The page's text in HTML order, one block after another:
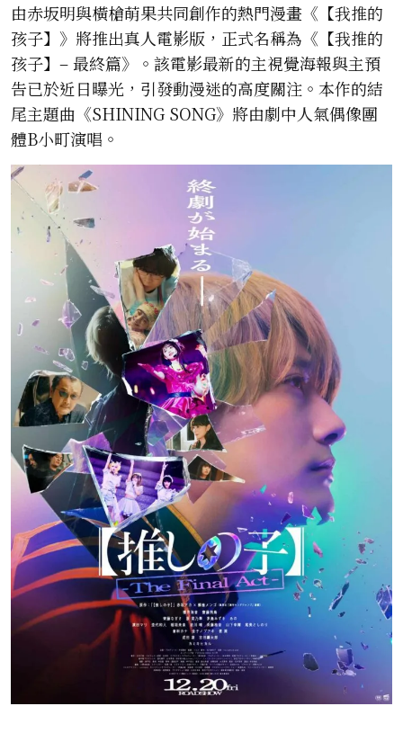
由赤坂明與橫槍萌果共同創作的熱門漫畫《【我推的
孩子】》將推出真人電影版，正式名稱為《【我推的
孩子】– 最終篇》。該電影最新的主視覺海報與主預
告已於近日曝光，引發動漫迷的高度關注。本作的結
尾主題曲《SHINING SONG》將由劇中人氣偶像團
體B小町演唱。